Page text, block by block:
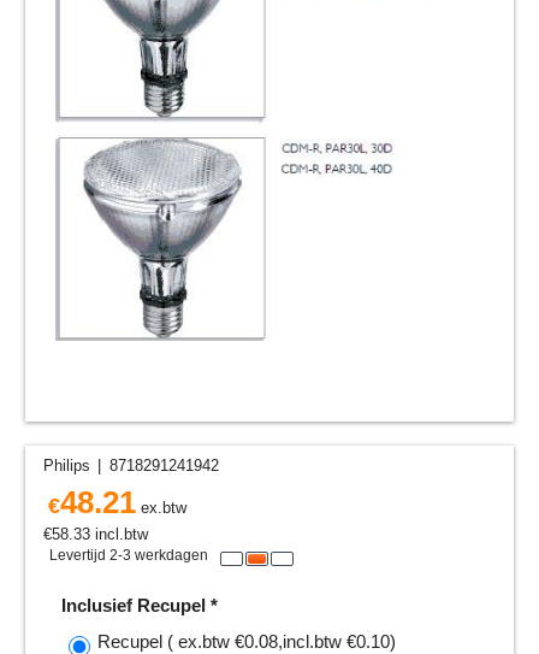
Philips 8718291241942
€48.21 ex.btw
€58.33 incl.btw
Levertijd 2-3 werkdagen
Inclusief Recupel *
Recupel ( ex.btw €0.08,incl.btw €0.10)